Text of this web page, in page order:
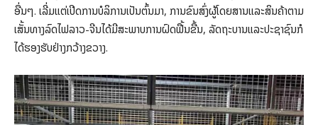
ອື່ນໆ. ເລີ່ມແຕ່ເປີດການບໍລິການເປັນຕົ້ນມາ, ການຂົນສົ່ງຜູ້ໂດຍສານແລະສິນຄ້າຕາມ
ເສັ້ນທາງລົດໄຟລາວ-ຈີນໄດ້ມີສະພາບການຝົດຟື້ນຂື້ນ, ລັດຖະບານແລະປະຊາຊົນກໍ
ໄດ້ຮອງຮັບຢ່າງກວ້າງຂວາງ.